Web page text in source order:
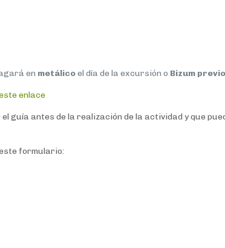
en metálicoel día de la excursión o Bizum
enlace
guía antes de la realización de la actividad y que
formulario: